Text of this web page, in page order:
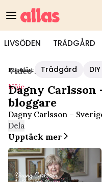
LIVSÖDEN TRÄDGÅRD
Populärt: Trädgård
Video Start/Nöje
Nöje
Dagny Carlsson
bloggare
Dagny Carlsson –
Dela
Upptäck mer